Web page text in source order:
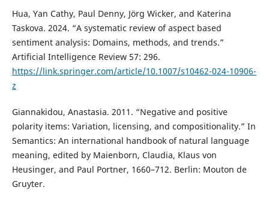
Hua, Yan Cathy, Paul Denny, Jörg Wicker, and Katerina
Taskova. 2024. “A systematic review of aspect based
sentiment analysis: Domains, methods, and trends.”
Artificial Intelligence Review 57: 296.
https://link.springer.com/article/10.1007/s10462-024-10906-
z
Giannakidou, Anastasia. 2011. “Negative and positive
polarity items: Variation, licensing, and compositionality.” In
Semantics: An international handbook of natural language
meaning, edited by Maienborn, Claudia, Klaus von
Heusinger, and Paul Portner, 1660–712. Berlin: Mouton de
Gruyter.